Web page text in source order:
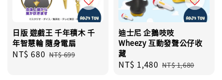
日版 遊戲王 千年積木 千
年智慧輪 隨身電扇
Sale
NT$ 680 Regular
NT$ 699
迪士尼 企鵝吱吱
Wheezy 互動發聲公仔收
藏
Sale
NT$ 1,480 Regular
NT$ 1,680